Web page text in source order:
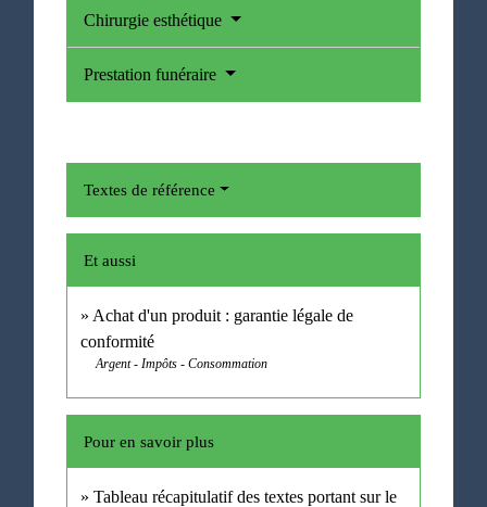
Chirurgie esthétique
Prestation funéraire
Textes de référence
Et aussi
Achat d'un produit : garantie légale de
conformité
Argent - Impôts - Consommation
Pour en savoir plus
Tableau récapitulatif des textes portant sur le